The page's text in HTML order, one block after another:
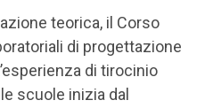
teorica, il Corso
di progettazione
di tirocinio
scuole inizia dal